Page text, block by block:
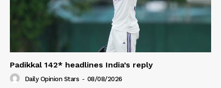
Padikkal 142* headlines India’s reply
Daily Opinion Stars - 08/08/2026